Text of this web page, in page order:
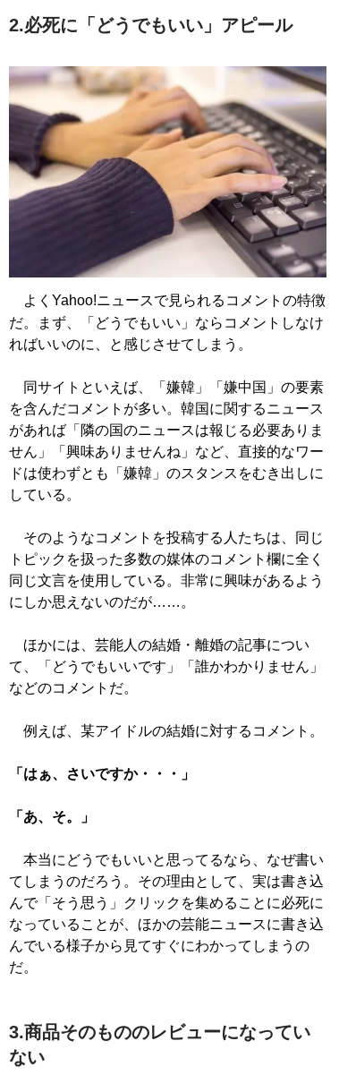
2.必死に「どうでもいい」アピール
よくYahoo!ニュースで見られるコメントの特徴
だ。まず、「どうでもいい」ならコメントしなけ
ればいいのに、と感じさせてしまう。
同サイトといえば、「嫌韓」「嫌中国」の要素
を含んだコメントが多い。韓国に関するニュース
があれば「隣の国のニュースは報じる必要ありま
せん」「興味ありませんね」など、直接的なワー
ドは使わずとも「嫌韓」のスタンスをむき出しに
している。
そのようなコメントを投稿する人たちは、同じ
トピックを扱った多数の媒体のコメント欄に全く
同じ文言を使用している。非常に興味があるよう
にしか思えないのだが……。
ほかには、芸能人の結婚・離婚の記事につい
て、「どうでもいいです」「誰かわかりません」
などのコメントだ。
例えば、某アイドルの結婚に対するコメント。
「はぁ、さいですか・・・」
「あ、そ。」
本当にどうでもいいと思ってるなら、なぜ書い
てしまうのだろう。その理由として、実は書き込
んで「そう思う」クリックを集めることに必死に
なっていることが、ほかの芸能ニュースに書き込
んでいる様子から見てすぐにわかってしまうの
だ。
3.商品そのもののレビューになってい
ない